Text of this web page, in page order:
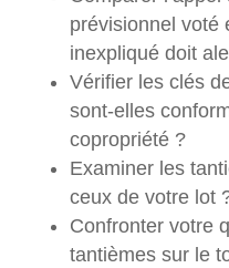
prévisionnel voté
inexpliqué doit
Vérifier les clés
sont-elles
copropriété ?
Examiner les
ceux de votre lot
Confronter votre
tantièmes sur le